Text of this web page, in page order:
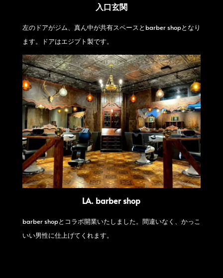
入口玄関
左のドアがジム、真ん中が共有スペースとbarber shopとなり
ます。ドアはエジプト製です。
LA. barber shop
barber shopとコラボ開業いたしました。間違いなく、かっこ
いい男性に仕上げてくれます。